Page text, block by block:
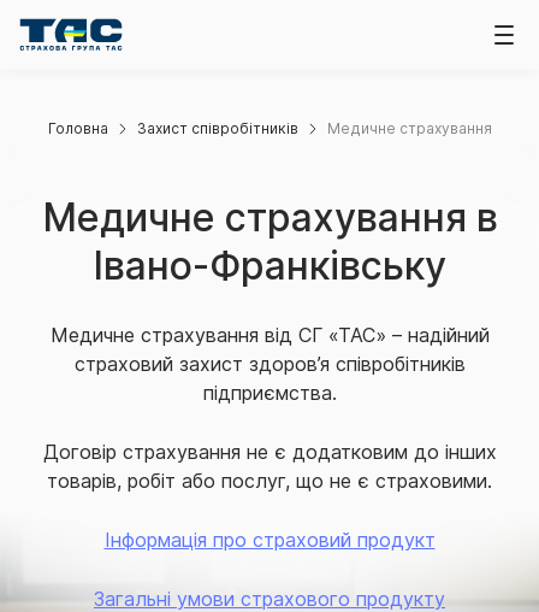
Головна Захист співробітників Медичне страхування
Медичне страхування в
Івано-Франківську
Медичне страхування від СГ «ТАС» – надійний
страховий захист здоров’я співробітників
підприємства.
Договір страхування не є додатковим до інших
товарів, робіт або послуг, що не є страховими.
Інформація про страховий продукт
Загальні умови страхового продукту